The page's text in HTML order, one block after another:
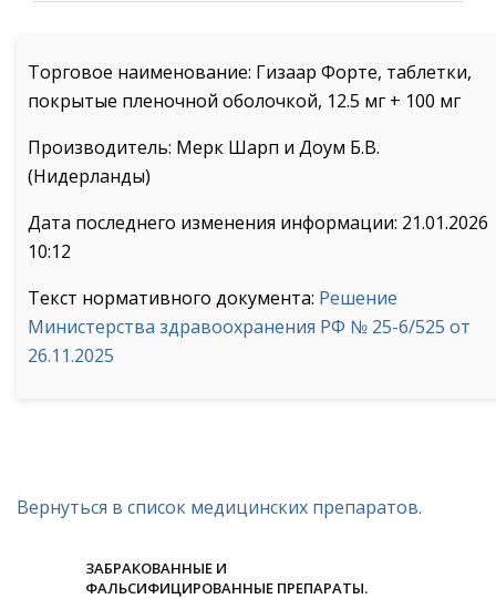
Торговое наименование: Гизаар Форте, таблетки,
покрытые пленочной оболочкой, 12.5 мг + 100 мг
Производитель: Мерк Шарп и Доум Б.В.
(Нидерланды)
Дата последнего изменения информации: 21.01.2026
10:12
Текст нормативного документа: Решение
Министерства здравоохранения РФ № 25-6/525 от
26.11.2025
Вернуться в список медицинских препаратов.
ЗАБРАКОВАННЫЕ И
ФАЛЬСИФИЦИРОВАННЫЕ ПРЕПАРАТЫ.